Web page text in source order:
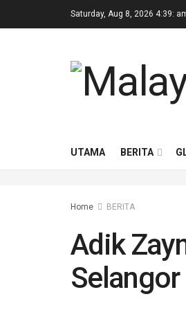
Saturday, Aug 8, 2026 4:39:
UTAMA BERITA
Home BERITA
Adik
Selangor